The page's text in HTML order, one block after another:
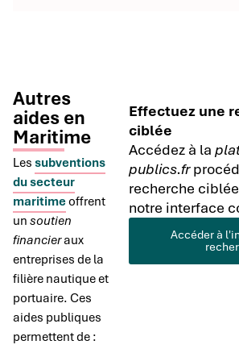
Autres
aides en
Maritime
Les subventions
du secteur
maritimeoffrent
un soutien
financieraux
entreprises de la
filière nautique et
portuaire. Ces
aides publiques
permettent de :
Effectuez une
ciblée
Accédez à la
publics.fr
recherche
notre interface
Accéder à